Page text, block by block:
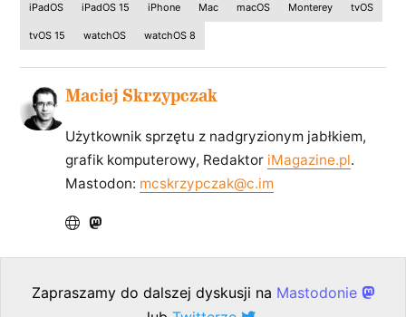
iPadOS iPadOS 15 iPhone Mac macOS Monterey tvOS
tvOS 15 watchOS watchOS 8
Maciej Skrzypczak
Użytkownik sprzętu z nadgryzionym jabłkiem,
grafik komputerowy, Redaktor iMagazine.pl.
Mastodon: mcskrzypczak@c.im
Zapraszamy do dalszej dyskusji na Mastodonie